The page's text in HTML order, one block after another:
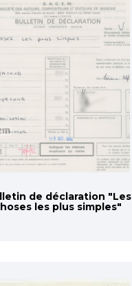
de déclaration "Les
les plus simples"